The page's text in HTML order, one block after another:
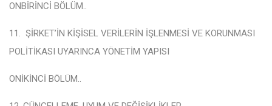
ONBİRİNCİ BÖLÜM..
11. ŞİRKET’İN KİŞİSEL VERİLERİN İŞLENMESİ VE KORUNMASI
POLİTİKASI UYARINCA YÖNETİM YAPISI
ONİKİNCİ BÖLÜM..